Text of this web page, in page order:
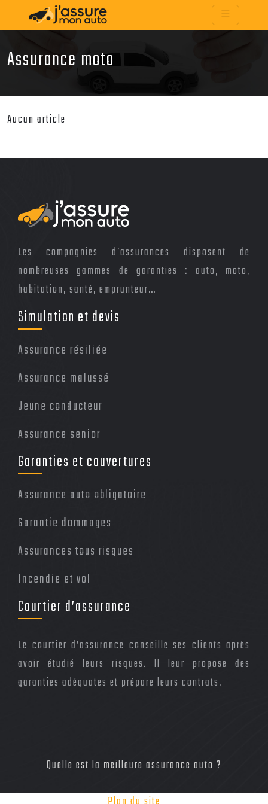
Assurance moto
Aucun article
Les compagnies d’assurances disposent de
nombreuses gammes de garanties : auto, moto,
habitation, santé, emprunteur…
Simulation et devis
Assurance résiliée
Assurance malussé
Jeune conducteur
Assurance senior
Garanties et couvertures
Assurance auto obligatoire
Garantie dommages
Assurances tous risques
Incendie et vol
Courtier d’assurance
Le courtier d’assurance conseille ses clients après
avoir étudié leurs risques. Il leur propose des
garanties adéquates et prépare leurs contrats.
Quelle est la meilleure assurance auto ?